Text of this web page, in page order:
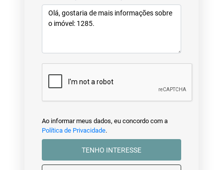
Ao informar meus dados, eu concordo com a
Política de Privacidade.
TENHO INTERESSE